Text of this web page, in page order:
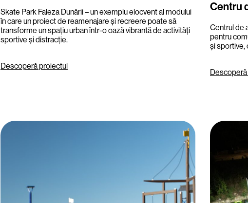
Skate Park Faleza Dunării – un exemplu elocvent al modului
în care un proiect de reamenajare și recreere poate să
transforme un spațiu urban într-o oază vibrantă de activități
sportive și distracție.
Descoperă proiectul
Centru
Centrul de
pentru
și sportive,